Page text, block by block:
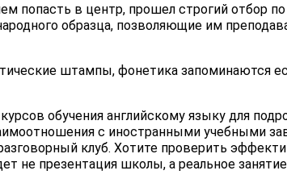
попасть в центр, прошел строгий отбор
образца, позволяющие им
штампы, фонетика запоминаются
обучения английскому языку для
с иностранными учебными
клуб. Хотите проверить
не презентация школы, а реальное